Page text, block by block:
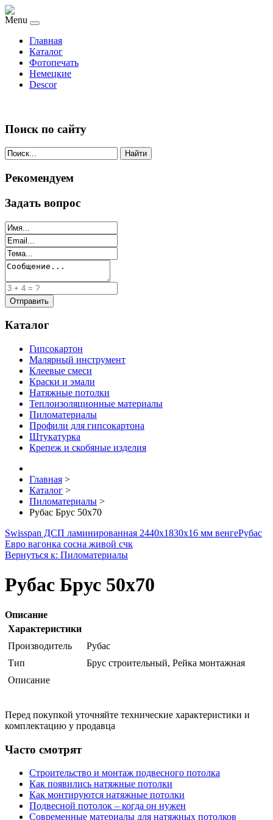
Menu
Главная
Каталог
Фотопечать
Немецкие
Descor
Поиск по сайту
Найти
Рекомендуем
Задать вопрос
Каталог
Гипсокартон
Малярный инструмент
Клеевые смеси
Краски и эмали
Натяжные потолки
Теплоизоляционные материалы
Пиломатериалы
Профили для гипсокартона
Штукатурка
Крепеж и скобяные изделия
Главная >
Каталог >
Пиломатериалы >
Рубас Брус 50х70
Swisspan ДСП ламинированная 2440х1830х16 мм венгеРубас
Евро вагонка сосна живой счк
Вернуться к: Пиломатериалы
Рубас Брус 50х70
Описание
Характеристики
Производитель
Рубас
Тип
Брус строительный, Рейка монтажная
Описание
Перед покупкой уточняйте технические характеристики и
комплектацию у продавца
Часто смотрят
Строительство и монтаж подвесного потолка
Как появились натяжные потолки
Как монтируются натяжные потолки
Подвесной потолок – когда он нужен
Современные материалы для натяжных потолков